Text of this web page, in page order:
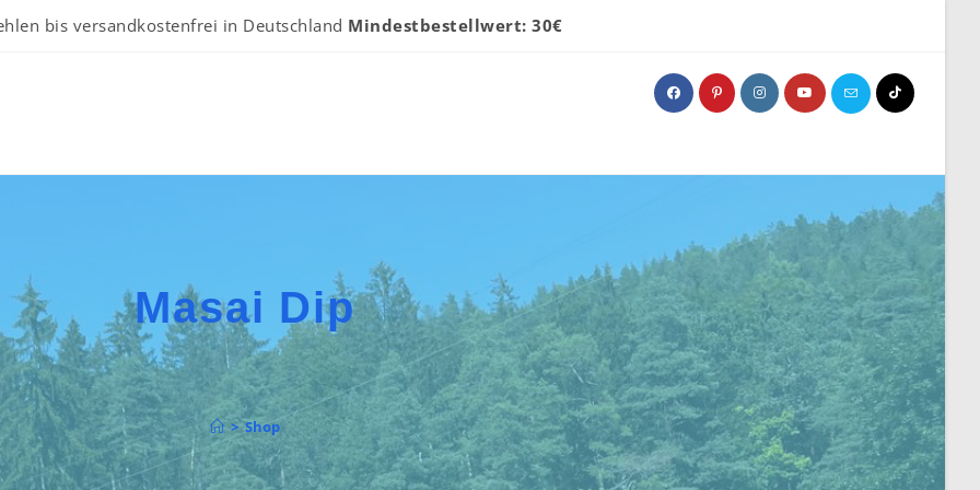
bis versandkostenfrei in Deutschland Mindestbestellwert: 30€
Masai Dip
> Shop